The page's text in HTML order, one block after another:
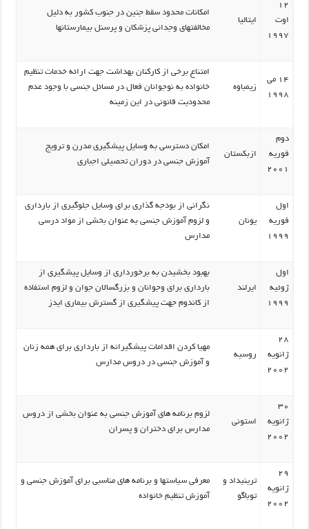
12
اوت
1997
ایتالیا
امکانات محدود سقط جنین در جنوب کشور به دلیل
مخالفتهای وجدانی پزشکان و پرسنل بیمارستانها
14 می
1998
زیمباوه
امتناع برخی از کارکنان بهداشت جهت ارائه خدمات تنظیم
خانواده به نوجوانان فعال در مسائل جنسی با وجود عدم
محدودیت قانونی در این زمینه
دوم
فوریه
2001
ازبکستان
امکان دسترسی به وسایل پیشگیری مدرن و ترویج
آموزش جنسی در دوران تحصیلی اجباری
اول
فوریه
1999
یونان
نگرانی از بودجه گذاری برای وسایل جلوگیری از بارداری
و لزوم آموزش جنسی به عنوان بخشی از مواد درسی
مدارس
اول
ژوئیه
1999
ایرلند
بهبود بخشیدن به برخورداری از وسایل پیشگیری از
بارداری برای وجوانان و بزرگسالان جوان و لزوم استفاده
از کاندوم جهت پیشگیری از گسترش بیماری ایدز
28
ژانویه
2002
روسیه
مهیا کردن اقدامات پیشگیرانه از بارداری برای همه زنان
و آموزش جنسی در دروس مدارس
30
ژانویه
2002
استونی
لزوم برنامه های آموزش جنسی به عنوان بخشی از دروس
مدارس برای دختران و پسران
29
ژانویه
2002
ترینیداد و
توباگو
معرفی سیاستها و برنامه های مناسبی برای آموزش جنسی و
آموزش تنظیم خانواده